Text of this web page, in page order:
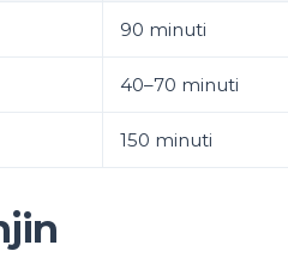
90 minuti
40–70 minuti
150 minuti